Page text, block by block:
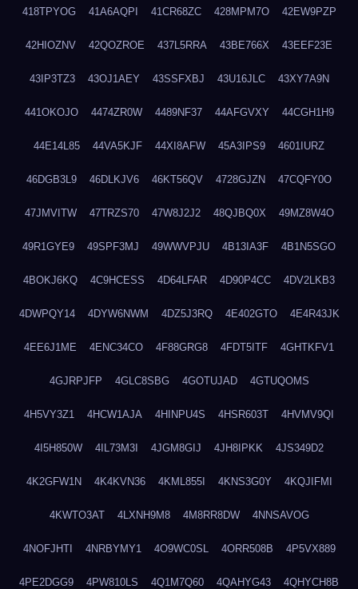
418TPYOG 41A6AQPI 41CR68ZC 428MPM7O 42EW9PZP
42HIOZNV 42QOZROE 437L5RRA 43BE766X 43EEF23E
43IP3TZ3 43OJ1AEY 43SSFXBJ 43U16JLC 43XY7A9N
441OKOJO 4474ZR0W 4489NF37 44AFGVXY 44CGH1H9
44E14L85 44VA5KJF 44XI8AFW 45A3IPS9 4601IURZ
46DGB3L9 46DLKJV6 46KT56QV 4728GJZN 47CQFY0O
47JMVITW 47TRZS70 47W8J2J2 48QJBQ0X 49MZ8W4O
49R1GYE9 49SPF3MJ 49WWVPJU 4B13IA3F 4B1N5SGO
4BOKJ6KQ 4C9HCESS 4D64LFAR 4D90P4CC 4DV2LKB3
4DWPQY14 4DYW6NWM 4DZ5J3RQ 4E402GTO 4E4R43JK
4EE6J1ME 4ENC34CO 4F88GRG8 4FDT5ITF 4GHTKFV1
4GJRPJFP 4GLC8SBG 4GOTUJAD 4GTUQOMS
4H5VY3Z1 4HCW1AJA 4HINPU4S 4HSR603T 4HVMV9QI
4I5H850W 4IL73M3I 4JGM8GIJ 4JH8IPKK 4JS349D2
4K2GFW1N 4K4KVN36 4KML855I 4KNS3G0Y 4KQJIFMI
4KWTO3AT 4LXNH9M8 4M8RR8DW 4NNSAVOG
4NOFJHTI 4NRBYMY1 4O9WC0SL 4ORR508B 4P5VX889
4PE2DGG9 4PW810LS 4Q1M7Q60 4QAHYG43 4QHYCH8B